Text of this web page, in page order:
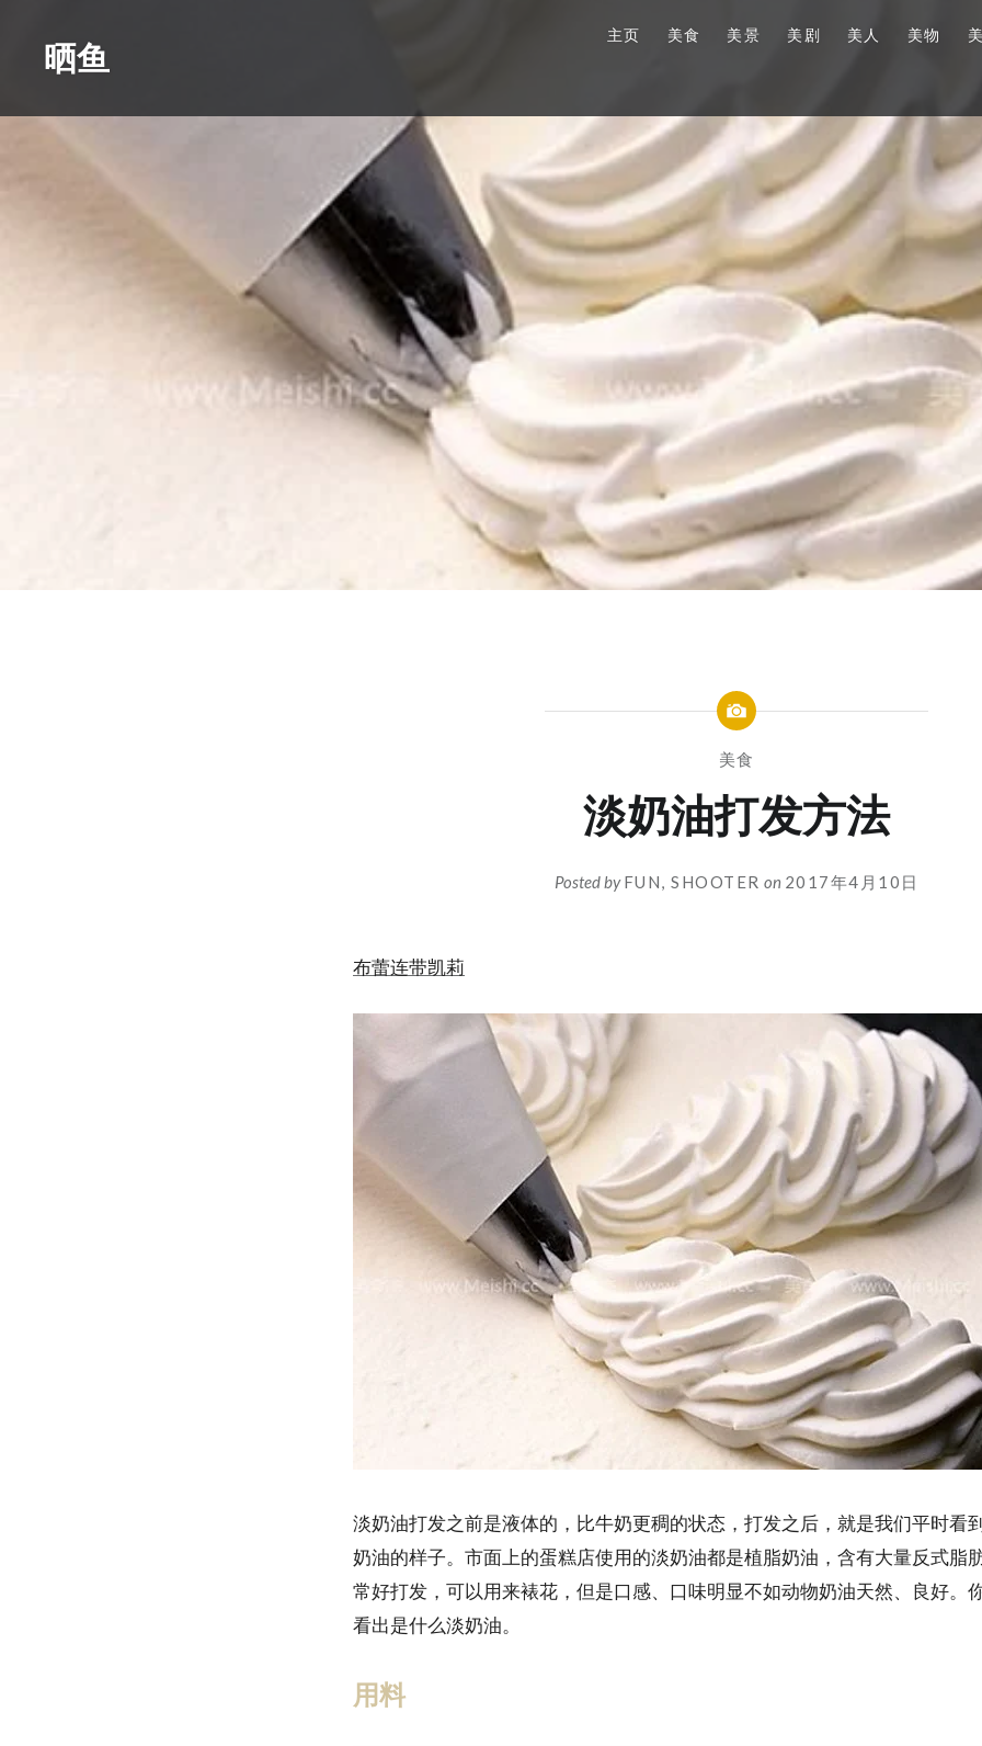
content晒鱼
主页 美食 美景 美剧 美人 美物
美食
淡奶油打发方法
Posted byFUN, SHOOTER on 2017年4月10日
布蕾连带凯莉
淡奶油打发之前是液体的，比牛奶更稠的状态，打发之后，就是我们平时看
奶油的样子。市面上的蛋糕店使用的淡奶油都是植脂奶油，含有大量反式脂
常好打发，可以用来裱花，但是口感、口味明显不如动物奶油天然、良好。
看出是什么淡奶油。
用料